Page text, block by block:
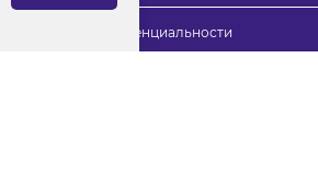
Политика конфиденциальности